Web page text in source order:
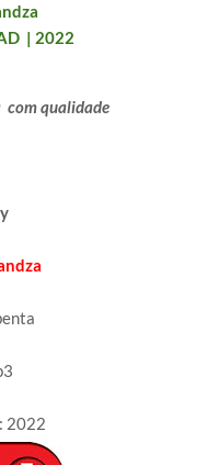
| 2022
com qualidade
2022